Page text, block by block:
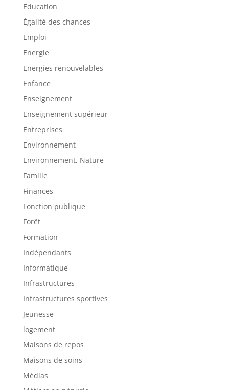
Education
Égalité des chances
Emploi
Energie
Energies renouvelables
Enfance
Enseignement
Enseignement supérieur
Entreprises
Environnement
Environnement, Nature
Famille
Finances
Fonction publique
Forêt
Formation
Indépendants
Informatique
Infrastructures
Infrastructures sportives
Jeunesse
logement
Maisons de repos
Maisons de soins
Médias